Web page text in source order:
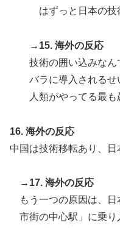
はずっと日本の技
→15. 海外の反応
技術の囲い込みな
バラに導入される
人類がやってる最も
16. 海外の反応
中国は技術移転あり、日
→17. 海外の反応
もう一つの原因は、
市街の中心駅」に乗